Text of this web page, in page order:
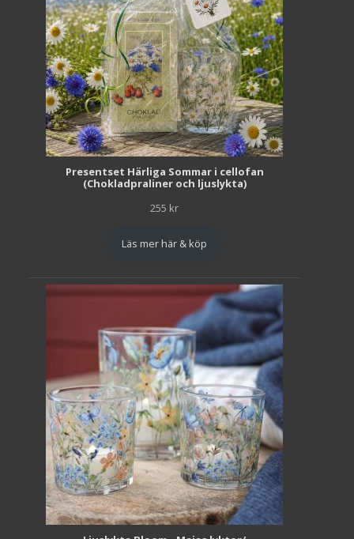
Presentset Härliga Sommar i cellofan
(Chokladpraliner och ljuslykta)
255 kr
Läs mer här & köp